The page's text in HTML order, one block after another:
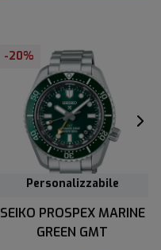
-20%
Personalizzabile
SEIKO PROSPEX MARINE
GREEN GMT